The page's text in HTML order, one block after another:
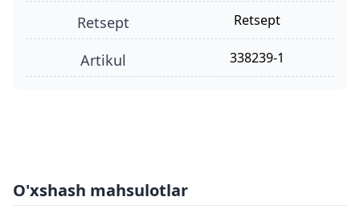
retsept retsept
Artikul 338239-1
O'xshash mahsulotlar